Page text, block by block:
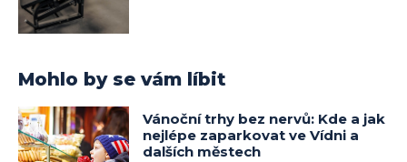
Mohlo by se vám líbit
Vánoční trhy bez nervů: Kde a jak
nejlépe zaparkovat ve Vídni a
dalších městech